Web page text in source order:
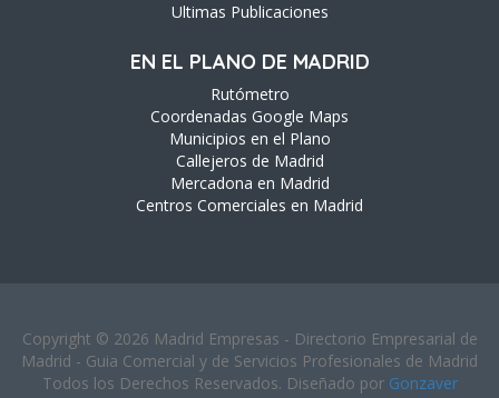
Ultimas Publicaciones
EN EL PLANO DE MADRID
Rutómetro
Coordenadas Google Maps
Municipios en el Plano
Callejeros de Madrid
Mercadona en Madrid
Centros Comerciales en Madrid
Copyright © 2026 Madrid Empresas - Directorio Empresarial de
Madrid - Guia Comercial y de Servicios Profesionales de Madrid
Todos los Derechos Reservados. Diseñado por Gonzaver